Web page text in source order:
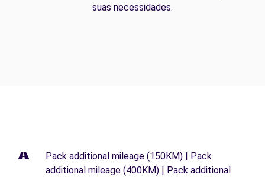
suas necessidades.
Pack additional mileage (150KM) | Pack
additional mileage (400KM) | Pack additional